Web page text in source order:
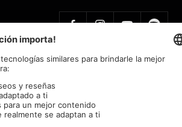
Idioma
Español